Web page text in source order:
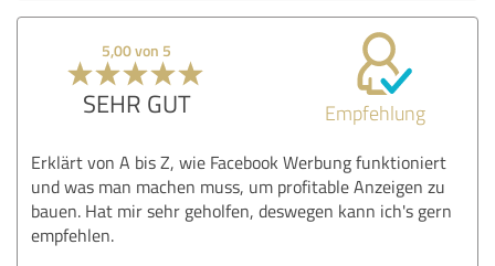
5,00 von 5
SEHR GUT Empfehlung
Erklärt von A bis Z, wie Facebook Werbung funktioniert
und was man machen muss, um profitable Anzeigen zu
bauen. Hat mir sehr geholfen, deswegen kann ich's gern
empfehlen.